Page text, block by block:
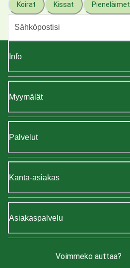
Koirat Kissat Pieneläimet
Info
Myymälät
Palvelut
Kanta-asiakas
Asiakaspalvelu
Voimmeko auttaa?